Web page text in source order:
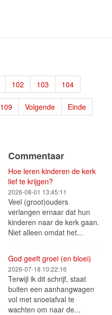
102 103 104
109 Volgende Einde
Commentaar
Hoe leren kinderen de kerk
lief te krijgen?
2026-08-01 13:45:11
Veel (groot)ouders
verlangen ernaar dat hun
kinderen naar de kerk gaan.
Niet alleen omdat het...
God geeft groei (en bloei)
2026-07-18 10:22:16
Terwijl ik dit schrijf, staat
buiten een aanhangwagen
vol met snoeiafval te
wachten om naar de...